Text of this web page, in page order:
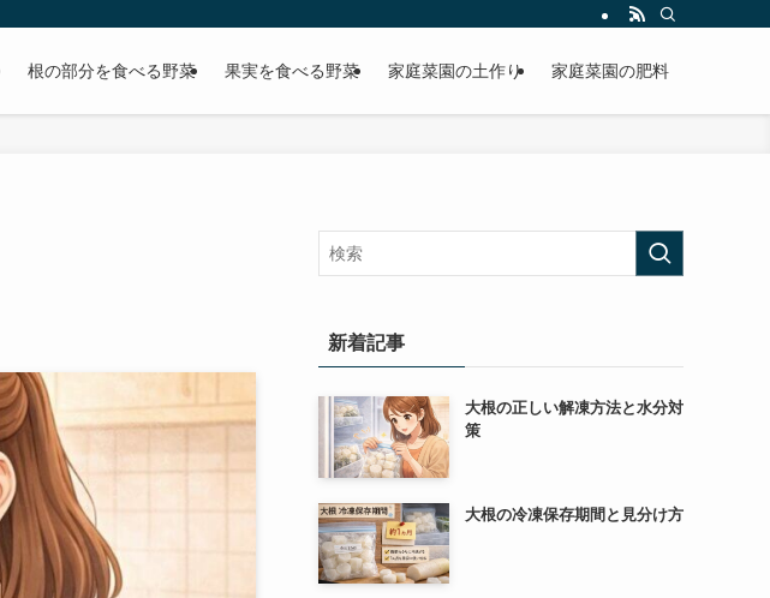
根の部分を食べる野菜 果実を食べる野菜 家庭菜園の土作り 家庭菜園の肥料
新着記事
大根の正しい解凍方法と水分対
策
大根の冷凍保存期間と見分け方